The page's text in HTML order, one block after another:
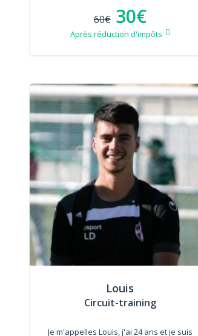
60€ 30€
Après réduction d'impôts
Louis
Circuit-training
Je m'appelles Louis, j'ai 24 ans et je suis